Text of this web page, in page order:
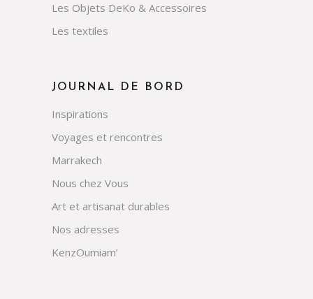
Les Objets DeKo & Accessoires
Les textiles
JOURNAL DE BORD
Inspirations
Voyages et rencontres
Marrakech
Nous chez Vous
Art et artisanat durables
Nos adresses
KenzOumiam’